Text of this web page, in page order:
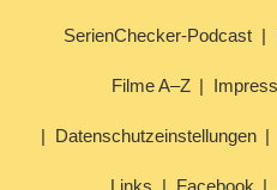
SerienChecker-Podcast
Filme A–Z
Datenschutzeinstellungen
Links Facebook